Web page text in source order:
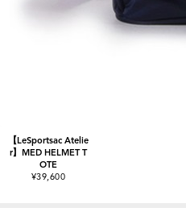
【LeSportsac Atelie
r】MED HELMET T
OTE
¥39,600